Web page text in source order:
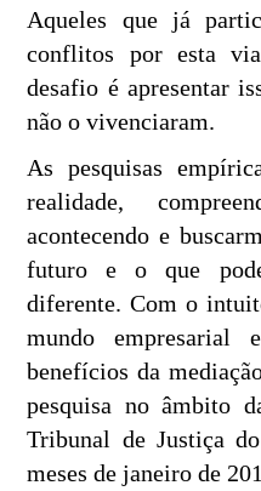
Aqueles que já
conflitos por esta
desafio é apresentar
não o vivenciaram.
As pesquisas
realidade,
acontecendo e
futuro e o que
diferente. Com o
mundo empresarial
benefícios da
pesquisa no âmbito
Tribunal de Justiça
meses de janeiro de